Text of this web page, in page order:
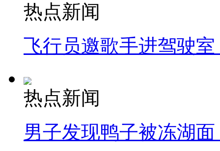
热点新闻
飞行员邀歌手进驾驶
热点新闻
男子发现鸭子被冻湖